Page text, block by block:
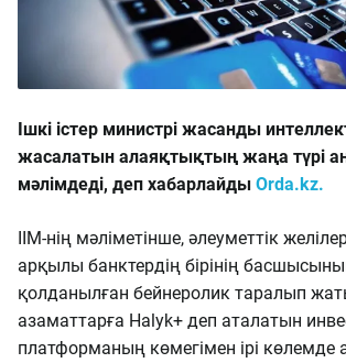
Ішкі істер министрі жасанды
жасалатын алаяқтықтың жаңа түрі
мәлімдеді, деп хабарлайды Orda.kz.
ІІМ-нің мәліметінше, әлеуметтік
арқылы банктердің бірінің
қолданылған бейнеролик таралып
азаматтарға Halyk+ деп аталатын
платформаның көмегімен ірі көлемде